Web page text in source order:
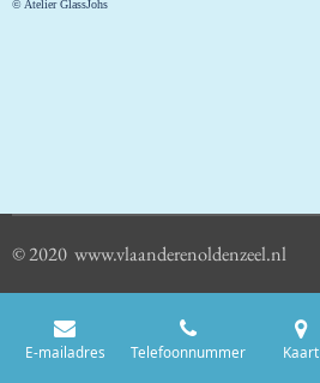
© Atelier GlassJohs
© 2020 www.vlaanderenoldenzeel.nl
E-mailadres Telefoonnummer Kaart